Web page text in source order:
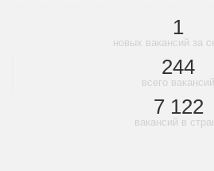
1
новых вакансий за
244
всего вакансий
7 122
вакансий в